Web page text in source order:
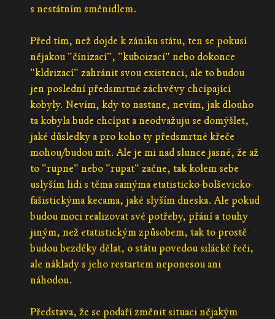
s nestátním směnidlem.
Před tím, než dojde k zániku státu, ten se pokusí
nějakou "čínizací", "kuboizací" nebo dokonce
"kldrizací" zahránit svou existenci, ale to budou
jen poslední předsmrtné záchvěvy chcípající
kobyly. Nevím, kdy to nastane, nevím, jak dlouho
ta kobyla bude chcípat a neodvažuju se domýšlet,
jaké důsledky a pro koho ty předsmrtné křeče
mohou/budou mít. Ale je mi nad slunce jasné, že až
to "rupne" nebo "rupat" začne, tak kolem sebe
uslyším lidi s těma samýma etatisticko-bolševicko-
fašistickýma kecama, jaké slyším dneska. Ale pokud
budou moci realizovat své potřeby, přání a touhy
jiným, než etatistickým způsobem, tak to prostě
budou bezděky dělat, o státu povedou silácké řeči,
ale náklady s jeho restartem neponesou ani
náhodou.
Představa, že se podaří změnit situaci nějakým